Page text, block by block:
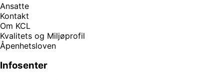
Ansatte
Kontakt
Om KCL
Kvalitets og Miljøprofil
Åpenhetsloven
Infosenter